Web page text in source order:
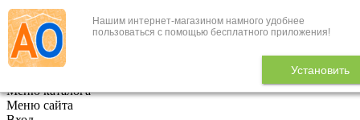
Нашим интернет-магазином намного удобнее
пользоваться с помощью бесплатного приложения!
Установить
+7 (495) 646-888-1
В корзине 0
Меню каталога
Меню сайта